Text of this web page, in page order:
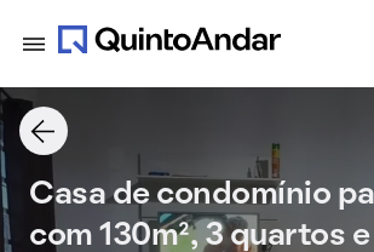
Casa de condomínio
com 130m², 3 quartos